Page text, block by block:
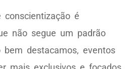
é
não segue um padrão
bem destacamos, eventos